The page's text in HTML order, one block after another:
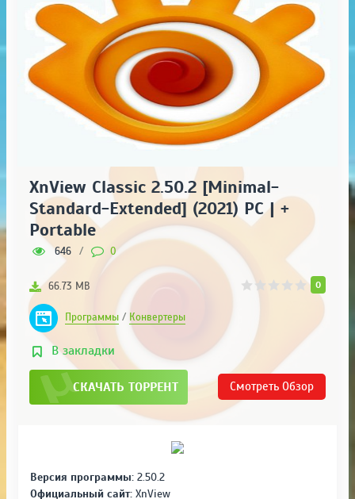
XnView Classic 2.50.2 [Minimal-
Standard-Extended] (2021) РС | +
Portable
646 / 0
0
66.73 MB
Программы / Конвертеры
В закладки
СКАЧАТЬ ТОРРЕНТ Смотреть Обзор
Версия программы: 2.50.2
Официальный сайт: XnView